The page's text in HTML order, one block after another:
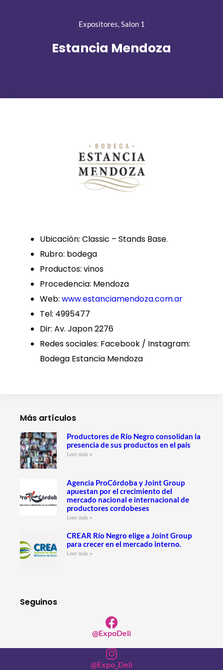
Expositores,Salon 1
Estancia Mendoza
Ubicación: Classic – Stands Base.
Rubro: bodega
Productos: vinos
Procedencia: Mendoza
Web: www.estanciamendoza.com.ar
Tel: 4995477
Dir: Av. Japon 2276
Redes sociales: Facebook / Instagram:
Bodega Estancia Mendoza
Más artículos
Productores de Río Negro consolidan la
presencia de sus productos en el país
Leer más »
Agencia ProCórdoba y Joint Group
apuestan por el crecimiento del
mercado nacional e internacional de
productores cordobeses
Leer más »
CREAR Río Negro elige a Joint Group
para crecer en el mercado interno.
Leer más »
Seguinos
@ExpoDeli
@Expo_Deli